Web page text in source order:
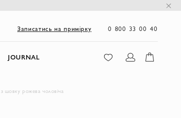
Записатись на примірку 0 800 33 00 40
JOURNAL
шовку рожева чоловіча